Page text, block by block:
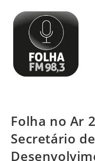
Folha no Ar
Secretário de